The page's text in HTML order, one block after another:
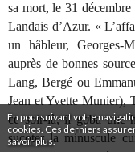
En poursuivant votre
cookies. Ces derniers
savoir plus.
sa mort, le 31
Landais d’Azur. «
un hâbleur, Georges-
auprès de bonnes
Lang, Bergé ou
Jean et Yvette Munier),
ce soir-là, il goba une
suçoter la minuscule